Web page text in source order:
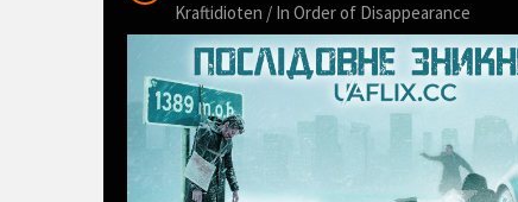
Kraftidioten / In Order of Disappearance